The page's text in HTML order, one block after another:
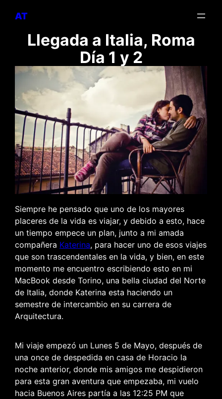
AT
Llegada a Italia, Roma
Día 1 y 2
Siempre he pensado que uno de los mayores
placeres de la vida es viajar, y debido a esto, hace
un tiempo empece un plan, junto a mi amada
compañera Katerina, para hacer uno de esos viajes
que son trascendentales en la vida, y bien, en este
momento me encuentro escribiendo esto en mi
MacBook desde Torino, una bella ciudad del Norte
de Italia, donde Katerina esta haciendo un
semestre de intercambio en su carrera de
Arquitectura.
Mi viaje empezó un Lunes 5 de Mayo, después de
una once de despedida en casa de Horacio la
noche anterior, donde mis amigos me despidieron
para esta gran aventura que empezaba, mi vuelo
hacia Buenos Aires partía a las 12:25 PM que